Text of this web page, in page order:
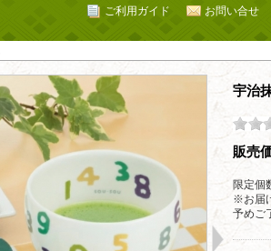
お問い合せ
ご利用ガイド
宇治
販売
限定個
※お届
予めご